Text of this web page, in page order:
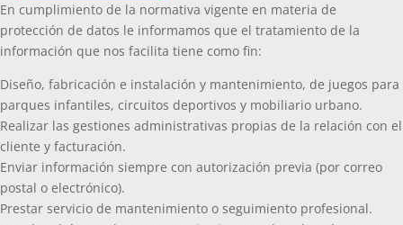
En cumplimiento de la normativa vigente en materia de
protección de datos le informamos que el tratamiento de la
información que nos facilita tiene como fin:
Diseño, fabricación e instalación y mantenimiento, de juegos para
parques infantiles, circuitos deportivos y mobiliario urbano.
Realizar las gestiones administrativas propias de la relación con el
cliente y facturación.
Enviar información siempre con autorización previa (por correo
postal o electrónico).
Prestar servicio de mantenimiento o seguimiento profesional.